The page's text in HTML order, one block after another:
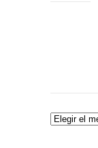
Archivos